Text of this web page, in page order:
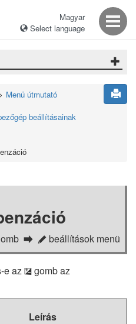
Magyar
Select language
Menü útmutató
beállításainak
A beállítások menü
e az E gomb az
Leírás